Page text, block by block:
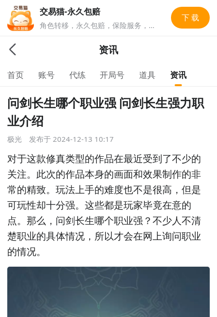
交易猫-永久包赔
角色转移，永久包赔，保险服务，实
就上交易猫，1亿玩家选择的游戏交
下 载
资讯
首页 账号 代练 开局号 道具 资讯
问剑长生哪个职业强 问剑长生强力职
业介绍
极光 发布于 2024-12-13 10:17
对于这款修真类型的作品在最近受到了不少的
关注。此次的作品本身的画面和效果制作的非
常的精致。玩法上手的难度也不是很高，但是
可玩性却十分强。这些都是玩家毕竟在意的
点。那么，问剑长生哪个职业强？不少人不清
楚职业的具体情况，所以才会在网上询问职业
的情况。